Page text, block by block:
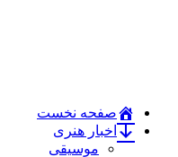
صفحه نخست
اخبار هنری
موسیقی